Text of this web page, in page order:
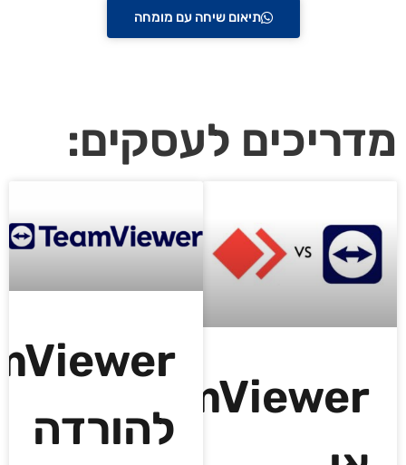
תיאום שיחה עם מומחה
מדריכים לעסקים:
TeamViewer
להורדה